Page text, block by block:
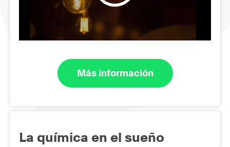
Más información
La química en el sueño